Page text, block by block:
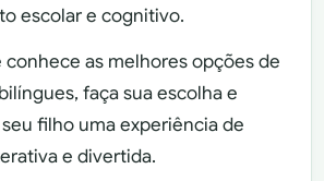
escolar e cognitivo.
conhece as melhores opções de
faça sua escolha e
filho uma experiência de
e divertida.